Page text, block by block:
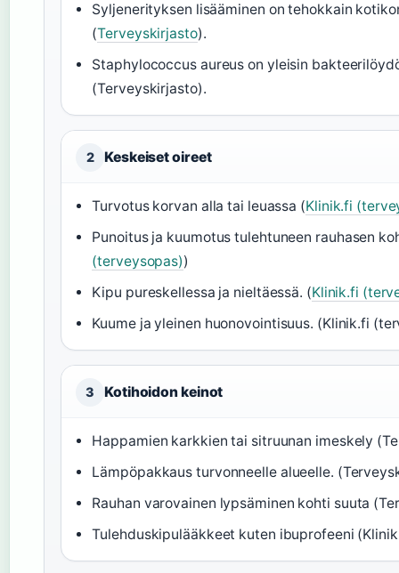
Syljenerityksen lisääminen on tehokkain
(Terveyskirjasto).
Staphylococcus aureus on yleisin
(Terveyskirjasto).
2 Keskeiset oireet
Turvotus korvan alla tai leuassa (Klinik.fi
Punoitus ja kuumotus tulehtuneen rauhasen
(terveysopas))
Kipu pureskellessa ja nieltäessä. (Klinik.fi
Kuume ja yleinen huonovointisuus. (Klinik.fi
3 Kotihoidon keinot
Happamien karkkien tai sitruunan imeskely
Lämpöpakkaus turvonneelle alueelle.
Rauhan varovainen lypsäminen kohti suuta
Tulehduskipulääkkeet kuten ibuprofeeni